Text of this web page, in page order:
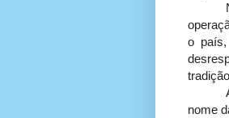
o país,
nome